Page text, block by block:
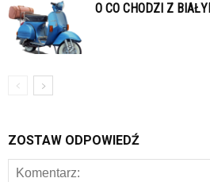
O CO CHODZI Z
ZOSTAW ODPOWIEDŹ